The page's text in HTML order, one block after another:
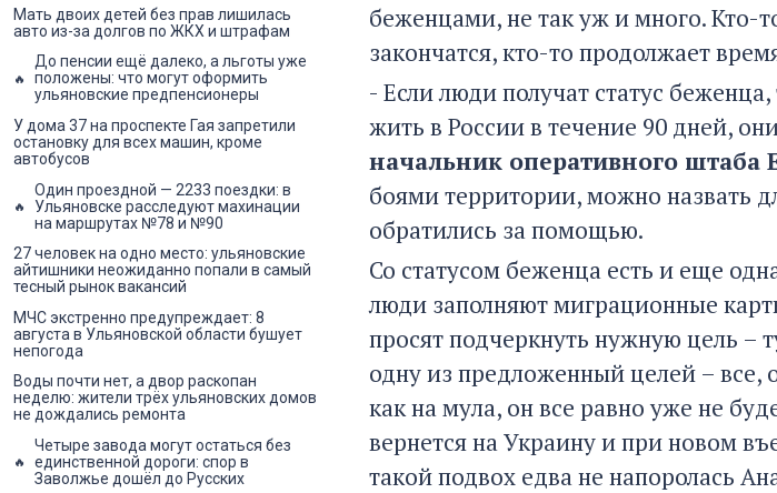
беженцами, не так уж и много. Кто-
закончатся, кто-то продолжает
- Если люди получат статус
жить в России в течение 90 дней,
начальник оперативного штаба
боями территории, можно назвать
обратились за помощью.
Со статусом беженца есть и еще
люди заполняют миграционные
просят подчеркнуть нужную цель –
одну из предложенный целей – все,
как на мула, он все равно уже не
вернется на Украину и при новом
такой подвох едва не напоролась
Мать двоих детей без прав лишилась
авто из-за долгов по ЖКХ и штрафам
До пенсии ещё далеко, а льготы уже
положены: что могут оформить
ульяновские предпенсионеры
У дома 37 на проспекте Гая запретили
остановку для всех машин, кроме
автобусов
Один проездной — 2233 поездки: в
Ульяновске расследуют махинации
на маршрутах №78 и №90
27 человек на одно место: ульяновские
айтишники неожиданно попали в самый
тесный рынок вакансий
МЧС экстренно предупреждает: 8
августа в Ульяновской области бушует
непогода
Воды почти нет, а двор раскопан
неделю: жители трёх ульяновских домов
не дождались ремонта
Четыре завода могут остаться без
единственной дороги: спор в
Заволжье дошёл до Русских